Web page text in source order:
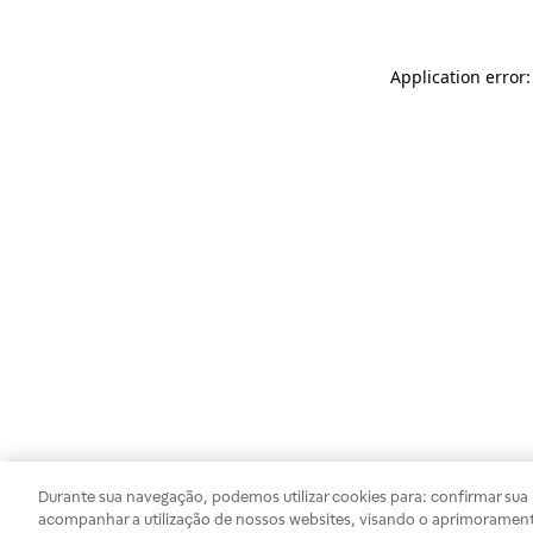
Application
Durante sua navegação, podemos utilizar cookies para: confirmar
acompanhar a utilização de nossos websites, visando o